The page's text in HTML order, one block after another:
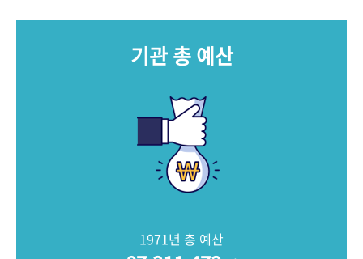
키워드로 보는 연구 역사
문서 기록물 행정박물
기관 총 예산
1971년 총 예산